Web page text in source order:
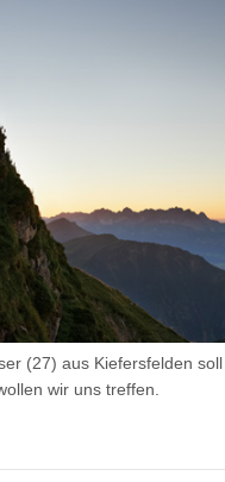
(27) aus Kiefersfelden
wir uns treffen.